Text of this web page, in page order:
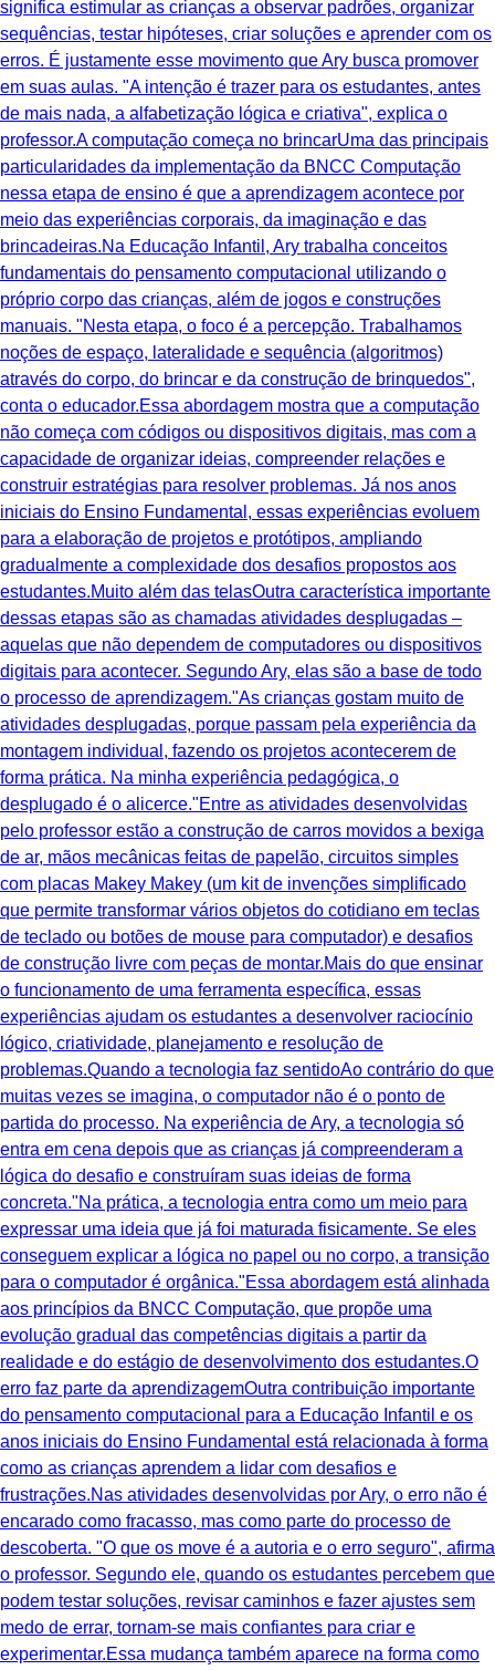
significa estimular as crianças a observar padrões, organizar
sequências, testar hipóteses, criar soluções e aprender com os
erros. É justamente esse movimento que Ary busca promover
em suas aulas. "A intenção é trazer para os estudantes, antes
de mais nada, a alfabetização lógica e criativa", explica o
professor.A computação começa no brincarUma das principais
particularidades da implementação da BNCC Computação
nessa etapa de ensino é que a aprendizagem acontece por
meio das experiências corporais, da imaginação e das
brincadeiras.Na Educação Infantil, Ary trabalha conceitos
fundamentais do pensamento computacional utilizando o
próprio corpo das crianças, além de jogos e construções
manuais. "Nesta etapa, o foco é a percepção. Trabalhamos
noções de espaço, lateralidade e sequência (algoritmos)
através do corpo, do brincar e da construção de brinquedos",
conta o educador.Essa abordagem mostra que a computação
não começa com códigos ou dispositivos digitais, mas com a
capacidade de organizar ideias, compreender relações e
construir estratégias para resolver problemas. Já nos anos
iniciais do Ensino Fundamental, essas experiências evoluem
para a elaboração de projetos e protótipos, ampliando
gradualmente a complexidade dos desafios propostos aos
estudantes.Muito além das telasOutra característica importante
dessas etapas são as chamadas atividades desplugadas –
aquelas que não dependem de computadores ou dispositivos
digitais para acontecer. Segundo Ary, elas são a base de todo
o processo de aprendizagem."As crianças gostam muito de
atividades desplugadas, porque passam pela experiência da
montagem individual, fazendo os projetos acontecerem de
forma prática. Na minha experiência pedagógica, o
desplugado é o alicerce."Entre as atividades desenvolvidas
pelo professor estão a construção de carros movidos a bexiga
de ar, mãos mecânicas feitas de papelão, circuitos simples
com placas Makey Makey (um kit de invenções simplificado
que permite transformar vários objetos do cotidiano em teclas
de teclado ou botões de mouse para computador) e desafios
de construção livre com peças de montar.Mais do que ensinar
o funcionamento de uma ferramenta específica, essas
experiências ajudam os estudantes a desenvolver raciocínio
lógico, criatividade, planejamento e resolução de
problemas.Quando a tecnologia faz sentidoAo contrário do que
muitas vezes se imagina, o computador não é o ponto de
partida do processo. Na experiência de Ary, a tecnologia só
entra em cena depois que as crianças já compreenderam a
lógica do desafio e construíram suas ideias de forma
concreta."Na prática, a tecnologia entra como um meio para
expressar uma ideia que já foi maturada fisicamente. Se eles
conseguem explicar a lógica no papel ou no corpo, a transição
para o computador é orgânica."Essa abordagem está alinhada
aos princípios da BNCC Computação, que propõe uma
evolução gradual das competências digitais a partir da
realidade e do estágio de desenvolvimento dos estudantes.O
erro faz parte da aprendizagemOutra contribuição importante
do pensamento computacional para a Educação Infantil e os
anos iniciais do Ensino Fundamental está relacionada à forma
como as crianças aprendem a lidar com desafios e
frustrações.Nas atividades desenvolvidas por Ary, o erro não é
encarado como fracasso, mas como parte do processo de
descoberta. "O que os move é a autoria e o erro seguro", afirma
o professor. Segundo ele, quando os estudantes percebem que
podem testar soluções, revisar caminhos e fazer ajustes sem
medo de errar, tornam-se mais confiantes para criar e
experimentar.Essa mudança também aparece na forma como